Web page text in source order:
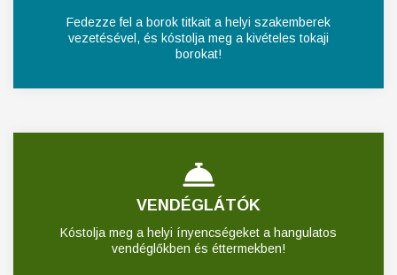
Fedezze fel a borok titkait a helyi szakemberek
vezetésével, és kóstolja meg a kivételes tokaji
borokat!
VENDÉGLÁTÓK
Kóstolja meg a helyi ínyencségeket a hangulatos
vendéglőkben és éttermekben!